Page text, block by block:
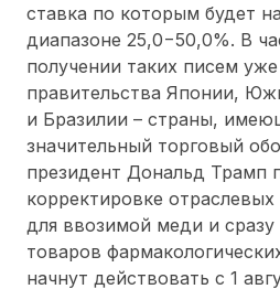
ставка по которым будет
диапазоне 25,0−50,0%. В
получении таких писем
правительства Японии,
и Бразилии – страны,
значительный торговый
президент Дональд Трамп
корректировке
для ввозимой меди и сразу
товаров
начнут действовать с 1